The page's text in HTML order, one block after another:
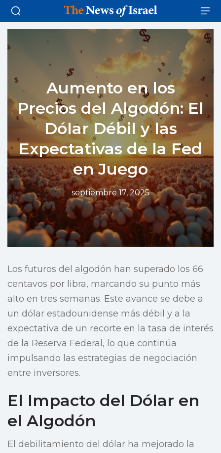
Aumento en los
Precios del Algodón: El
Dólar Débil y las
Expectativas de la Fed
en Juego
septiembre 17, 2025
Los futuros del algodón han superado los 66
centavos por libra, marcando su punto más
alto en tres semanas. Este avance se debe a
un dólar estadounidense más débil y a la
expectativa de un recorte en la tasa de interés
de la Reserva Federal, lo que continúa
impulsando las estrategias de negociación
entre inversores.
El Impacto del Dólar en
el Algodón
El debilitamiento del dólar ha mejorado la